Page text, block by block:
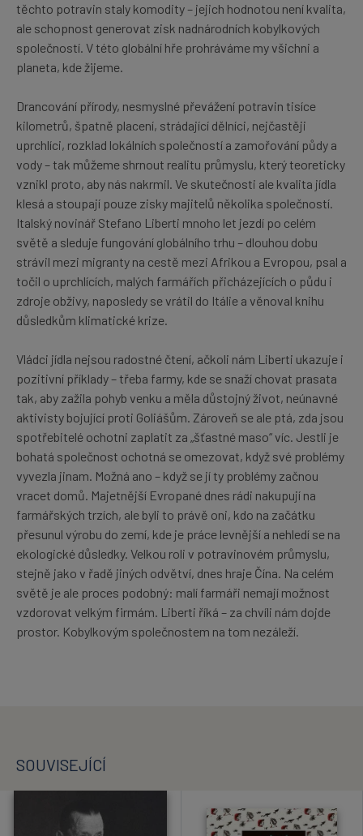
těchto potravin staly komodity – jejich hodnotou není kvalita,
ale schopnost generovat zisk nadnárodních kobylkových
společností. V této globální hře prohráváme my všichni a
planeta, kde žijeme.
Drancování přírody, nesmyslné převážení potravin tisíce
kilometrů, špatně placení, strádající dělníci, nejčastěji
uprchlíci, rozklad lokálních společností a zamořování půdy a
vody – tak můžeme shrnout realitu průmyslu, který teoreticky
vznikl proto, aby nás nakrmil. Ve skutečnosti ale kvalita jídla
klesá a stoupají pouze zisky majitelů několika společností.
Italský novinář Stefano Liberti mnoho let jezdí po celém
světě a sleduje fungování globálního trhu – dlouhou dobu
strávil mezi migranty na cestě mezi Afrikou a Evropou, psal a
točil o uprchlících, malých farmářích přicházejících o půdu i
zdroje obživy, naposledy se vrátil do Itálie a věnoval knihu
důsledkům klimatické krize.
Vládci jídla nejsou radostné čtení, ačkoli nám Liberti ukazuje i
pozitivní příklady – třeba farmy, kde se snaží chovat prasata
tak, aby zažila pohyb venku a měla důstojný život, neúnavné
aktivisty bojující proti Goliášům. Zároveň se ale ptá, zda jsou
spotřebitelé ochotni zaplatit za „šťastné maso“ víc. Jestli je
bohatá společnost ochotná se omezovat, když své problémy
vyvezla jinam. Možná ano – když se jí ty problémy začnou
vracet domů. Majetnější Evropané dnes rádi nakupují na
farmářských trzích, ale byli to právě oni, kdo na začátku
přesunul výrobu do zemí, kde je práce levnější a nehledí se na
ekologické důsledky. Velkou roli v potravinovém průmyslu,
stejně jako v řadě jiných odvětví, dnes hraje Čína. Na celém
světě je ale proces podobný: malí farmáři nemají možnost
vzdorovat velkým firmám. Liberti říká – za chvíli nám dojde
prostor. Kobylkovým společnostem na tom nezáleží.
SOUVISEJÍCÍ